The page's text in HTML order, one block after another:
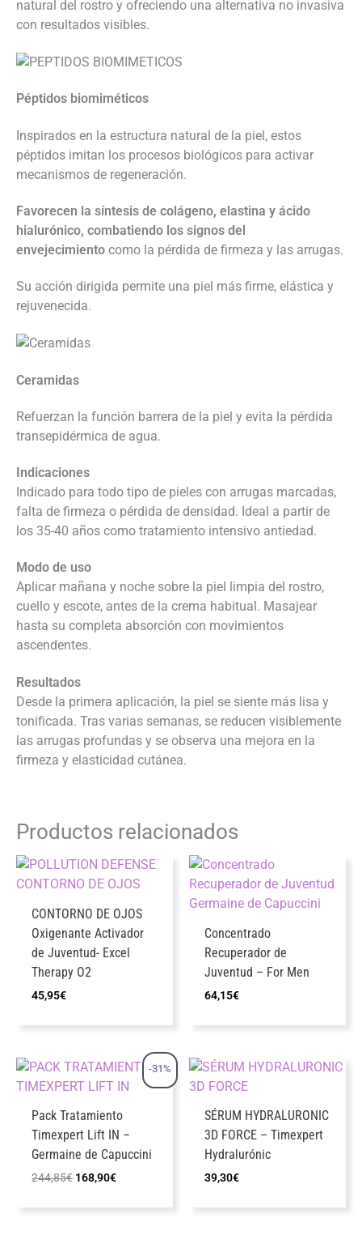
natural del rostro y ofreciendo una alternativa no invasiva
con resultados visibles.
Péptidos biomiméticos
Inspirados en la estructura natural de la piel, estos
péptidos imitan los procesos biológicos para activar
mecanismos de regeneración.
Favorecen la síntesis de colágeno, elastina y ácido
hialurónico, combatiendo los signos del
envejecimiento como la pérdida de firmeza y las arrugas.
Su acción dirigida permite una piel más firme, elástica y
rejuvenecida.
Ceramidas
Refuerzan la función barrera de la piel y evita la pérdida
transepidérmica de agua.
Indicaciones
Indicado para todo tipo de pieles con arrugas marcadas,
falta de firmeza o pérdida de densidad. Ideal a partir de
los 35-40 años como tratamiento intensivo antiedad.
Modo de uso
Aplicar mañana y noche sobre la piel limpia del rostro,
cuello y escote, antes de la crema habitual. Masajear
hasta su completa absorción con movimientos
ascendentes.
Resultados
Desde la primera aplicación, la piel se siente más lisa y
tonificada. Tras varias semanas, se reducen visiblemente
las arrugas profundas y se observa una mejora en la
firmeza y elasticidad cutánea.
Productos relacionados
CONTORNO DE OJOS
Oxigenante Activador
de Juventud- Excel
Therapy O2
45,95€
Concentrado
Recuperador de
Juventud – For Men
64,15€
-31%
Pack Tratamiento
Timexpert Lift IN –
Germaine de Capuccini
244,85€ El
original
168,90€El
actual
SÉRUM HYDRALURONIC
3D FORCE – Timexpert
Hydralurónic
39,30€